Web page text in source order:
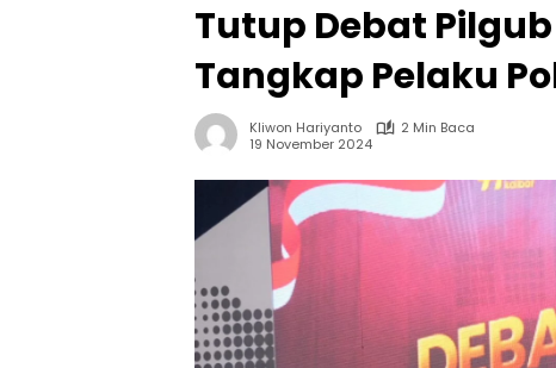
Tutup Debat
Tangkap Pelaku
Kliwon Hariyanto
2 Min Baca
19 November 2024